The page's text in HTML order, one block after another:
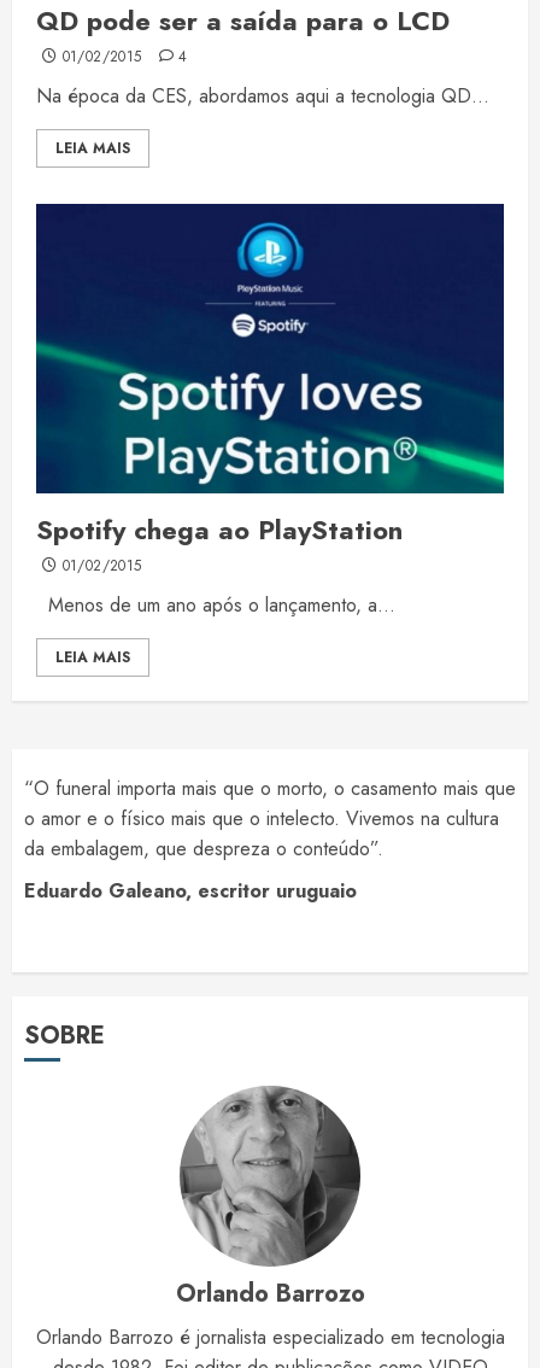
QD pode ser a saída para o LCD
01/02/2015 4
Na época da CES, abordamos aqui a tecnologia QD...
LEIA MAIS
Spotify chega ao PlayStation
01/02/2015
Menos de um ano após o lançamento, a...
LEIA MAIS
“O funeral importa mais que o morto, o casamento mais que
o amor e o físico mais que o intelecto. Vivemos na cultura
da embalagem, que despreza o conteúdo”.
Eduardo Galeano, escritor uruguaio
SOBRE
Orlando Barrozo
Orlando Barrozo é jornalista especializado em tecnologia